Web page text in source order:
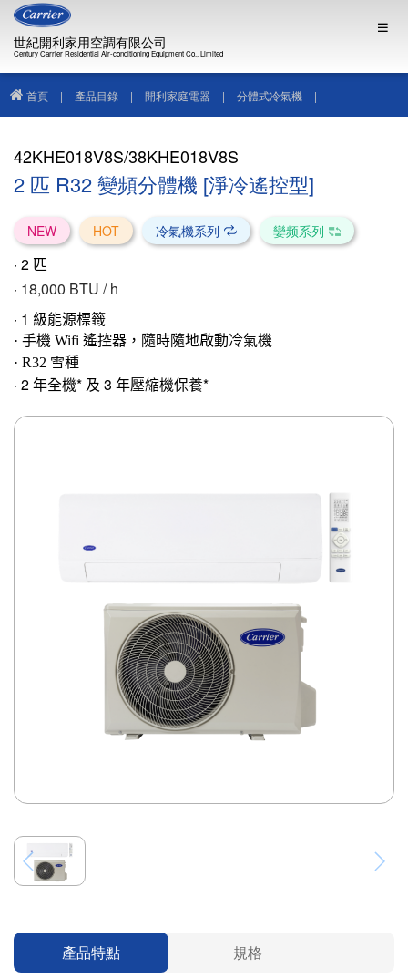
世紀開利家用空調有限公司
Century Carrier Residential Air-conditioning Equipment Co., Limited
首頁 | 產品目錄 | 開利家庭電器 | 分體式冷氣機 |
42KHE018V8S/38KHE018V8S
2 匹 R32 變頻分體機 [淨冷遙控型]
NEW HOT 冷氣機系列 孌频系列
· 2 匹
· 18,000 BTU / h
· 1 級能源標籤
· 手機 Wifi 遙控器，隨時隨地啟動冷氣機
· R32 雪種
· 2 年全機* 及 3 年壓縮機保養*
產品特點 規格